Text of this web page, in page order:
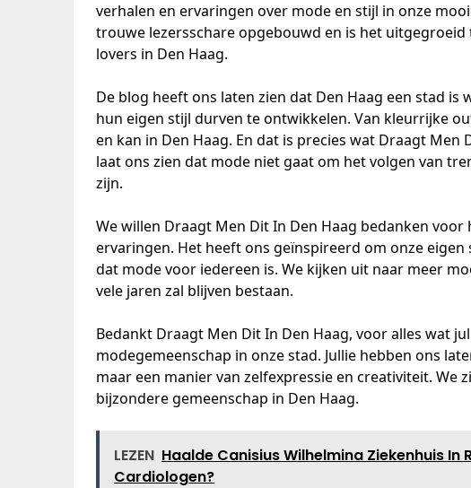
verhalen en ervaringen over mode en stijl in onze
trouwe lezersschare opgebouwd en is het
lovers in Den Haag.
De blog heeft ons laten zien dat Den Haag een stad is
hun eigen stijl durven te ontwikkelen. Van kleurrijke
en kan in Den Haag. En dat is precies wat Draagt
laat ons zien dat mode niet gaat om het volgen van
zijn.
We willen Draagt Men Dit In Den Haag bedanken
ervaringen. Het heeft ons geïnspireerd om onze
dat mode voor iedereen is. We kijken uit naar meer
vele jaren zal blijven bestaan.
Bedankt Draagt Men Dit In Den Haag, voor alles wat
modegemeenschap in onze stad. Jullie hebben ons
maar een manier van zelfexpressie en creativiteit. We
bijzondere gemeenschap in Den Haag.
LEZEN Haalde Canisius Wilhelmina Ziekenhuis In
Cardiologen?